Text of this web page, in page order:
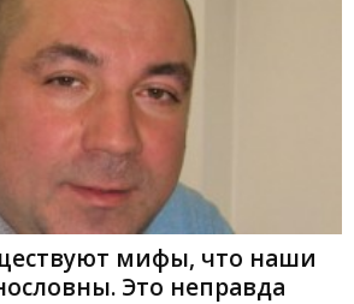
мифы, что наши
Это неправда